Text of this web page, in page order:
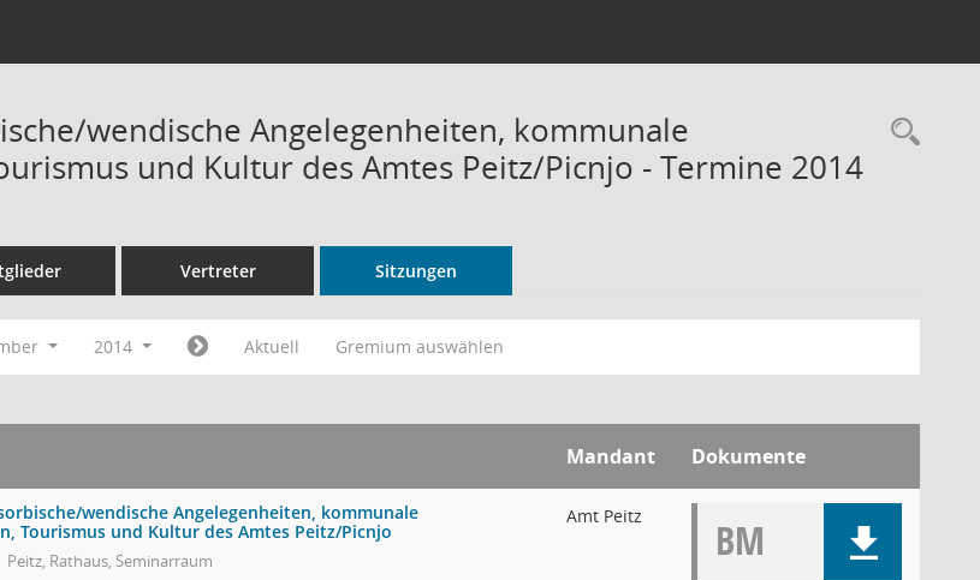
wendische Angelegenheiten, kommunale
und Kultur des Amtes Peitz/Picnjo - Termine 2014
Vertreter Sitzungen
2014 Aktuell Gremium auswählen
Mandant Dokumente
wendische Angelegenheiten, kommunale
Tourismus und Kultur des Amtes Peitz/Picnjo
Peitz, Rathaus, Seminarraum
Amt Peitz BM